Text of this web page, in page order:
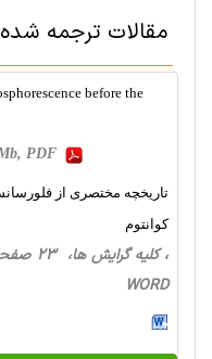
مقالات ترجمه
before the
PDF
تاریخچه مختصری از
کوانتوم
WORD